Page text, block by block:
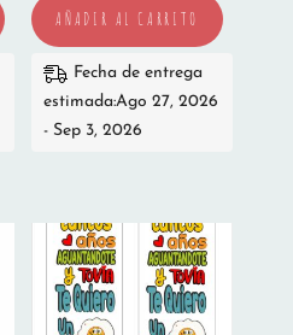
AÑADIR AL CARRITO
Fecha de entrega
estimada:Ago 27, 2026
- Sep 3, 2026